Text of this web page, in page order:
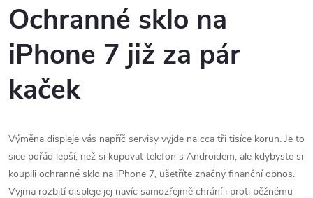
Ochranné sklo na
iPhone 7 již za pár
kaček
Výměna displeje vás napříč servisy vyjde na cca tři tisíce korun. Je to
sice pořád lepší, než si kupovat telefon s Androidem, ale kdybyste si
koupili ochranné sklo na iPhone 7, ušetříte značný finanční obnos.
Vyjma rozbití displeje jej navíc samozřejmě chrání i proti běžnému